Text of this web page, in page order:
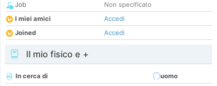
Job
Non specificato
I miei amici
Accedi
Joined
Accedi
Il mio fisico e +
In cerca di
uomo